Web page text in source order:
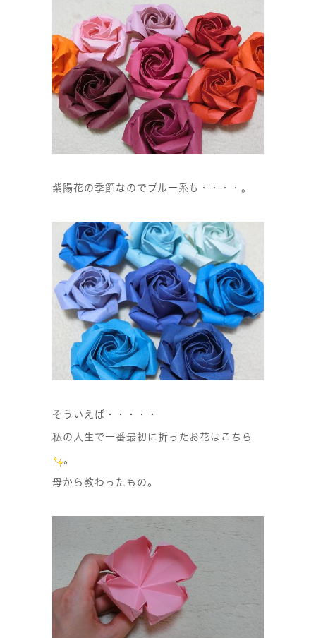
紫陽花の季節なのでブルー系も・・・・。
そういえば・・・・・
私の人生で一番最初に折ったお花はこちら
。
母から教わったもの。